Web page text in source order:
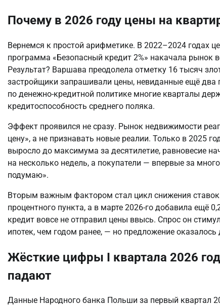
Почему в 2026 году цены на
Вернемся к простой арифметике. В 2022–2024 годах
программа «Безопасный кредит 2%» накачала рынок
Результат? Варшава преодолела отметку 16 тысяч
застройщики запрашивали цены, невиданные ещё
по денежно-кредитной политике многие кварталы
кредитоспособность среднего поляка.
Эффект проявился не сразу. Рынок недвижимости
цену», а не признавать новые реалии. Только в 2025
выросло до максимума за десятилетие, равновесие
на несколько недель, а покупатели — впервые за
подумаю».
Вторым важным фактором стал цикл снижения
процентного пункта, а в марте 2026-го добавила ещё
кредит вовсе не отправил цены ввысь. Спрос он
ипотек, чем годом ранее, — но предложение
Жёсткие цифры I квартала 2026
падают
Данные Народного банка Польши за первый квартал